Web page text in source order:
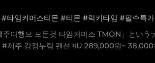
#타임커머스티몬 #티몬 #럭키타임 #필수특가